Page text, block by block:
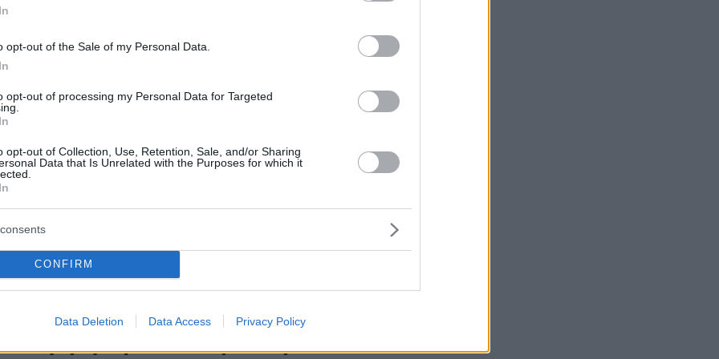
opt-out of the Sale of my Personal Data.
opt-out of processing my Personal Data for Targeted
opt-out of Collection, Use, Retention, Sale, and/or Sharing
Data that Is Unrelated with the Purposes for which it
CONFIRM
Data Deletion Data Access Privacy Policy
συνθήκες, έσπασε το καλώδιο - Έξι
καλώδιο τελεφερίκ και
έπεσαν πάνω σε βράχους
- Τρεις νεκροί και εννέα
είχαν παραμείνει για ώρες εγκλωβισμένοι μέχρι να
που έσπασε προκάλεσε
τραγωδία στη Λισαβόνα
55